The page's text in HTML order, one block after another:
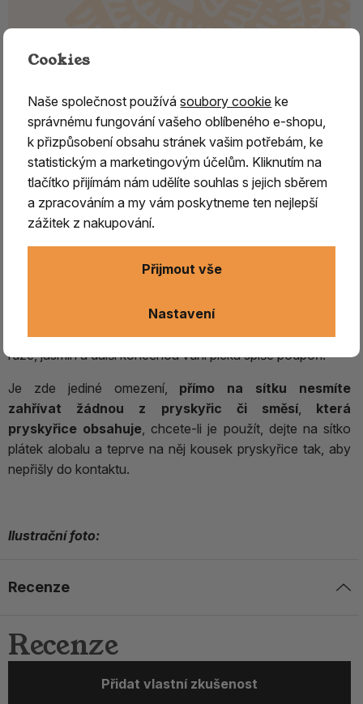
Keramická vykuřovací pícka raku,
bílá
Vykuřovací píckase velmi dobře hodína pálení
suchých vykuřovadel, jako jsou dřeva, byliny, květy, atd.
Pícka obsahuje sítko vhodné velikosti, na které se
vykuřovadlo pokládá.Zdrojem tepla je čajová svíčka
Výhodou pícky je pozvolné zahřívání vykuřovadla, kdy
pálení na uhlíku, jedná se o poněkud subtilnější alternativu,
ovšem materiály jako je santal, orlářka, cedr, levandule,
růže, jasmín a další konečnou vůni pícka spíše podpoří.
Je zde jediné omezení, přímo na sítku nesmíte
zahřívat žádnou z pryskyřic či směsí, která
pryskyřice obsahuje, chcete-li je použít, dejte na sítko
plátek alobalu a teprve na něj kousek pryskyřice tak, aby
nepřišly do kontaktu.
Ilustrační foto:
Recenze
Recenze
Přidat vlastní zkušenost
Cookies
Naše společnost používásoubory cookie ke
správnému fungování vašeho oblíbeného e-shopu,
k přizpůsobení obsahu stránek vašim potřebám, ke
statistickým a marketingovým účelům. Kliknutím na
tlačítko přijímám nám udělíte souhlas s jejich sběrem
a zpracováním a my vám poskytneme ten nejlepší
zážitek z nakupování.
Nastavení
Přijmout vše